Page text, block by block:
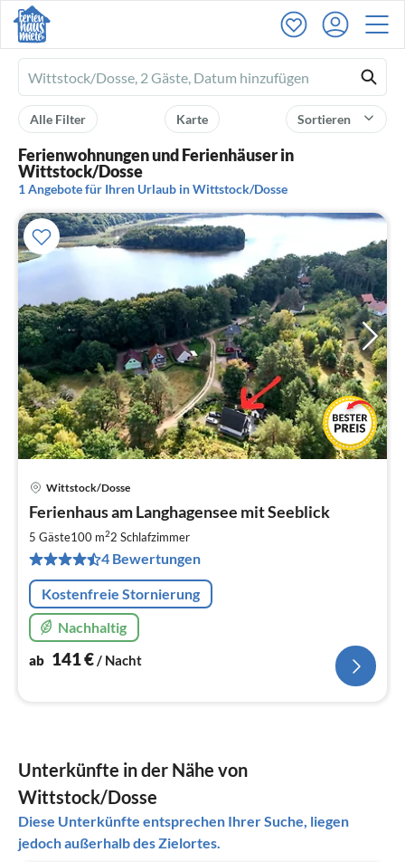
Ferienhausmiete
logo
Sortieren
Karte
Alle Filter
Ferienwohnungen und Ferienhäuser in
Wittstock/Dosse
1 Angebote für Ihren Urlaub in Wittstock/Dosse
Wittstock/Dosse
Ferienhaus am Langhagensee mit Seeblick
5 Gäste100 m22 Schlafzimmer
4 Bewertungen
Kostenfreie Stornierung
Nachhaltig
ab 141€/ Nacht
Unterkünfte in der Nähe von
Wittstock/Dosse
Diese Unterkünfte entsprechen Ihrer Suche, liegen
jedoch außerhalb des Zielortes.